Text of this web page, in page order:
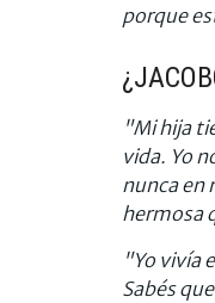
porque
"Mi hija
vida. Yo
nunca en
hermosa
"Yo vivía
Sabés